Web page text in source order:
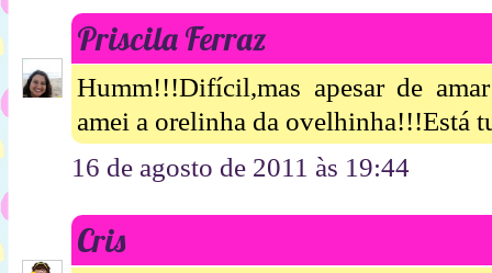
Priscila Ferraz
Humm!!!Difícil,mas apesar de
amei a orelinha da ovelhinha!!!Está
16 de agosto de 2011 às 19:44
Cris